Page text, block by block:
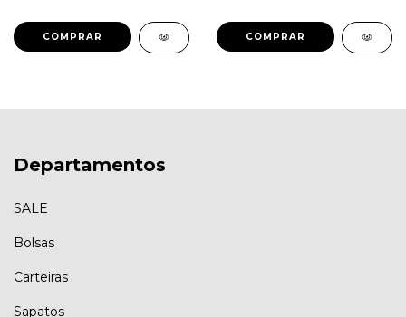
Departamentos
SALE
Bolsas
Carteiras
Sapatos